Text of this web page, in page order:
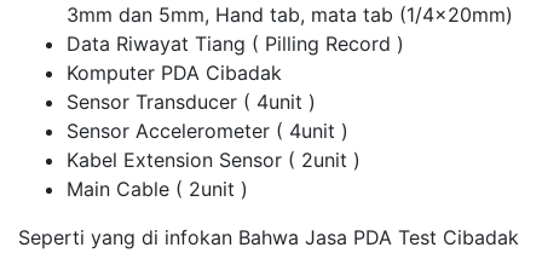
3mm dan 5mm, Hand tab, mata tab (1/4x20mm)
Data Riwayat Tiang ( Pilling Record )
Komputer PDA Cibadak
Sensor Transducer ( 4unit )
Sensor Accelerometer ( 4unit )
Kabel Extension Sensor ( 2unit )
Main Cable ( 2unit )
Seperti yang di infokan Bahwa Jasa PDA Test Cibadak